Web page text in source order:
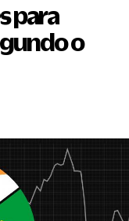
para
o